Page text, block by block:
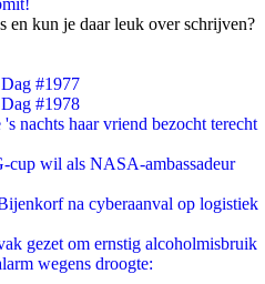
en kun je daar leuk over schrijven?
#1977
#1978
nachts haar vriend bezocht terecht
cup wil als NASA-ambassadeur
na cyberaanval op logistiek
gezet om ernstig alcoholmisbruik
wegens droogte: